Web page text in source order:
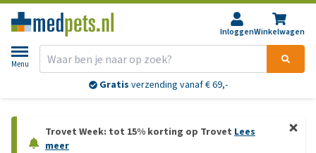
InloggenWinkelwagen
Menu
Gratis verzending vanaf € 69,-
Trovet Week: tot 15% korting op Trovet Lees
meer